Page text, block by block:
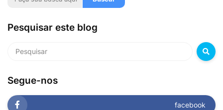
Pesquisar este blog
Segue-nos
facebook